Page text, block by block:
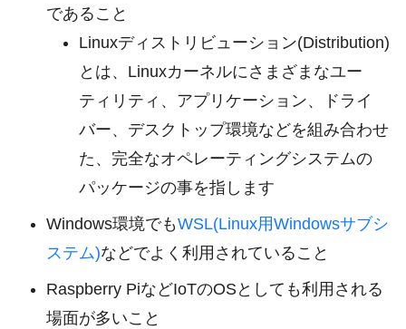
であること
Linuxディストリビューション(Distribution)
とは、Linuxカーネルにさまざまなユー
ティリティ、アプリケーション、ドライ
バー、デスクトップ環境などを組み合わせ
た、完全なオペレーティングシステムの
パッケージの事を指します
Windows環境でもWSL(Linux用Windowsサブシ
ステム)などでよく利用されていること
Raspberry PiなどIoTのOSとしても利用される
場面が多いこと